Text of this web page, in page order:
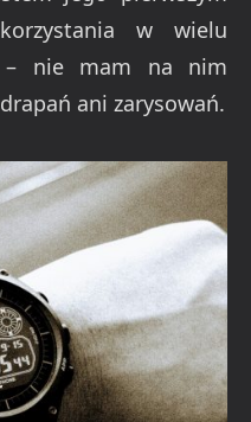
w wielu
– nie mam na nim
ani zarysowań.